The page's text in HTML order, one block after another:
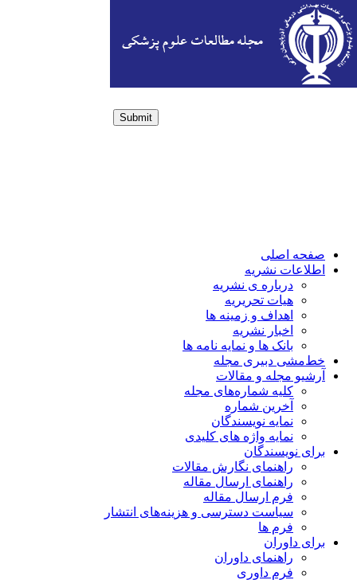
Submit
صفحه اصلی
اطلاعات نشریه
درباره ی نشریه
هیات تحریریه
اهداف و زمینه ها
اخبار نشریه
بانک ها و نمایه نامه ها
خط‌مشی دبیری مجله
آرشیو مجله و مقالات
کلیه شماره‌های مجله
آخرین شماره
نمایه نویسندگان
نمایه واژه های کلیدی
برای نویسندگان
راهنمای نگارش مقالات
راهنمای ارسال مقاله
فرم ارسال مقاله
سیاست دسترسی و هزینه‌های انتشار
فرم ها
برای داوران
راهنمای داوران
فرم داوری